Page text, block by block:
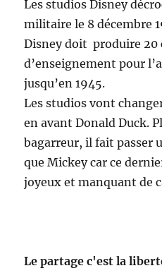
Les studios Disney
militaire le 8 décembre
Disney doit produire 20
d’enseignement pour
jusqu’en 1945.
Les studios vont
en avant Donald Duck.
bagarreur, il fait passer
que Mickey car ce
joyeux et manquant de
Le partage c'est la